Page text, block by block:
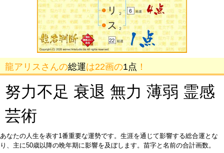
龍アリスさんの総運は22画の1点 ！
努力不足 衰退 無力 薄弱 霊感
芸術
あなたの人生を表す1番重要な運勢です。生涯を通じて影響する総合運とな
り、主に50歳以降の晩年期に影響を及ぼします。苗字と名前の合計画数。